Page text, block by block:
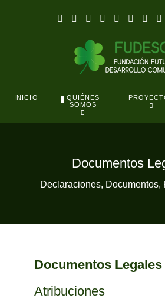
INICIO
QUIÉNES
SOMOS
Documentos
Declaraciones, Documentos,
Documentos Legales
Atribuciones